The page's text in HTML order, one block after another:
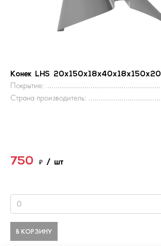
Конек LHS 20х150х18х40х18х150x20
Покрытие:
Страна производитель:
750 ₽ / шт
В КОРЗИНУ